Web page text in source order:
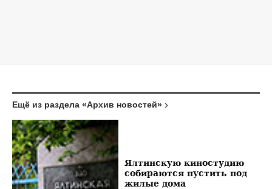
Ещё из раздела «Архив новостей»
Ялтинскую киностудию
собираются пустить под
жилые дома